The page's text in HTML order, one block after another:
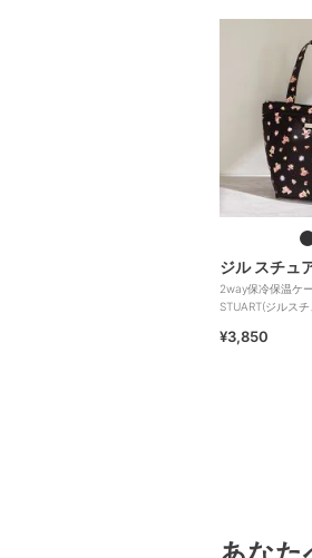
ジル スチュ
2way保冷保温ケ
STUART(ジルスチ
¥3,850